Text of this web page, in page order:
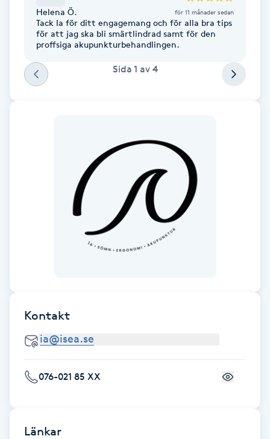
Fotsvamp
Fotvård
Fransar
Fransförlängning
Fransförlängning Megavolym
Fransförlängning Volym
Fransrengöring
Frekvensterapi
Friskvård
Helena Ö. för 11 månader sedan
Tack Ia för ditt engagemang och för alla bra tips
för att jag ska bli smärtlindrad samt för den
proffsiga akupunkturbehandlingen.
Sida 1 av 4
Kontakt
076-021 85 XX
Länkar